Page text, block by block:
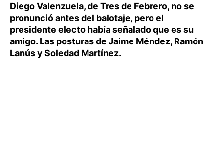
Diego Valenzuela, de Tres de Febrero, no se
pronunció antes del balotaje, pero el
presidente electo había señalado que es su
amigo. Las posturas de Jaime Méndez, Ramón
Lanús y Soledad Martínez.